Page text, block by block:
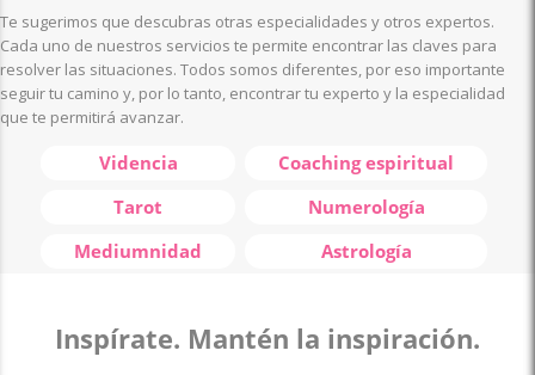
Te sugerimos que descubras otras especialidades y otros expertos.
Cada uno de nuestros servicios te permite encontrar las claves para
resolver las situaciones. Todos somos diferentes, por eso importante
seguir tu camino y, por lo tanto, encontrar tu experto y la especialidad
que te permitirá avanzar.
Videncia
Tarot
Mediumnidad
Coaching espiritual
Numerología
Astrología
Inspírate. Mantén la inspiración.